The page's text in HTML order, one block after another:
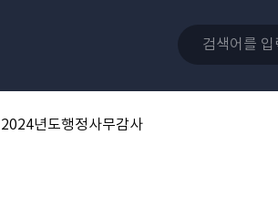
2024년도행정사무감사